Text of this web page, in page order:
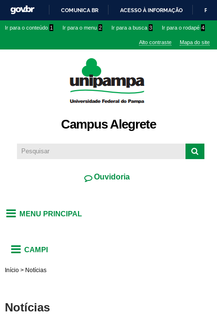
conteúdo
IR
O
COMUNICA BR ACESSO À INFORMAÇÃO
Ir para o conteúdo 1 Ir para o menu 2 Ir para a busca 3 Ir para o rodapé 4
Alto contraste Mapa do site
Campus Alegrete
Ouvidoria
MENU PRINCIPAL
CAMPI
Início > Notícias
Notícias